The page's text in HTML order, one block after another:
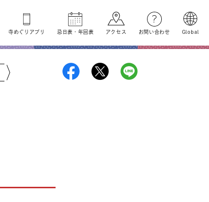
寺めぐり アプリ 忌日表 ・ 年回表 アクセス お問い合わせ Global